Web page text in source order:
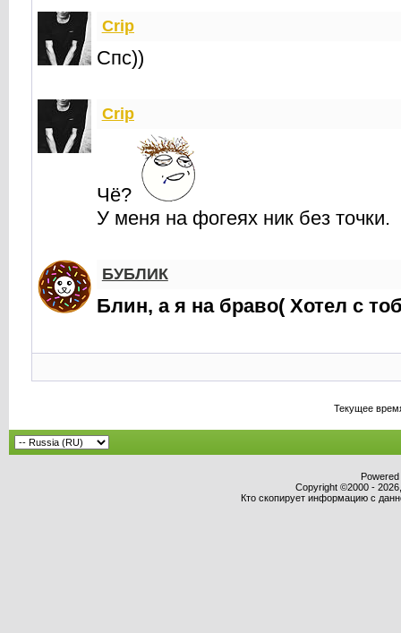
Crip
Спс))
Crip
Чё?
У меня на фогеях ник без точки.
БУБЛИК
Блин, а я на браво( Хотел с
Текущее
Copyright ©2000 -
Кто скопирует информацию с